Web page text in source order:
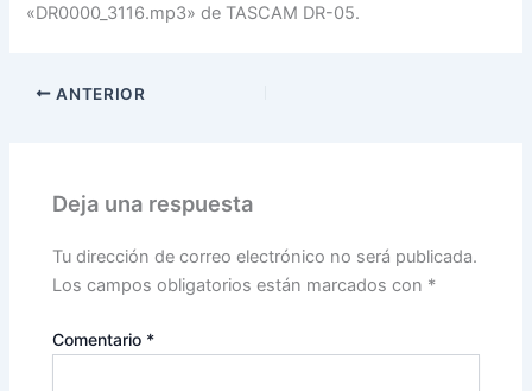
«DR0000_3116.mp3» de TASCAM DR-05.
ANTERIOR
Deja una respuesta
Tu dirección de correo electrónico no será publicada.
Los campos obligatorios están marcados con *
Comentario *